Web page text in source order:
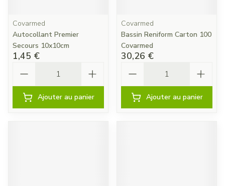
Covarmed
Autocollant Premier
Secours 10x10cm
1,45 €
Ajouter au panier
Covarmed
Bassin Reniform Carton 100
Covarmed
30,26 €
Ajouter au panier